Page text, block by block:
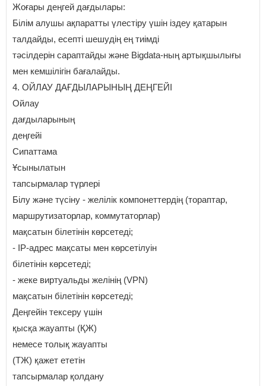
Жоғары деңгей дағдылары:
Білім алушы ақпаратты үлестіру үшін іздеу қатарын
талдайды, есепті шешудің ең тиімді
тәсілдерін сараптайды және Bigdata-ның артықшылығы
мен кемшілігін бағалайды.
4. ОЙЛАУ ДАҒДЫЛАРЫНЫҢ ДЕҢГЕЙІ
Ойлау
дағдыларының
деңгейі
Сипаттама
Ұсынылатын
тапсырмалар түрлері
Білу және түсіну - желілік компонеттердің (тораптар,
маршрутизаторлар, коммутаторлар)
мақсатын білетінін көрсетеді;
- IP-адрес мақсаты мен көрсетілуін
білетінін көрсетеді;
- жеке виртуальды желінің (VPN)
мақсатын білетінін көрсетеді;
Деңгейін тексеру үшін
қысқа жауапты (ҚЖ)
немесе толық жауапты
(ТЖ) қажет ететін
тапсырмалар қолдану